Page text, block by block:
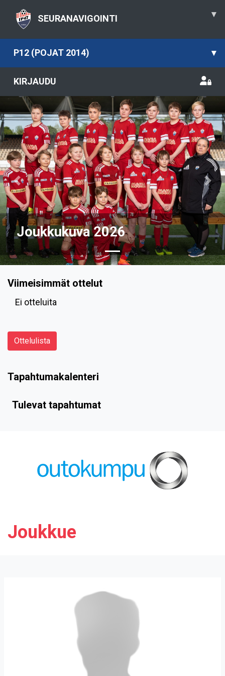
SEURANAVIGOINTI ▾
P12 (POJAT 2014) ▾
KIRJAUDU
Joukkukuva 2026
Previous
Viimeisimmät ottelut
Ei otteluita
Ottelulista
Tapahtumakalenteri
Tulevat tapahtumat
Joukkue